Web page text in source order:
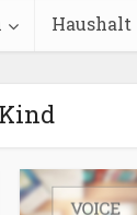
Haushalt